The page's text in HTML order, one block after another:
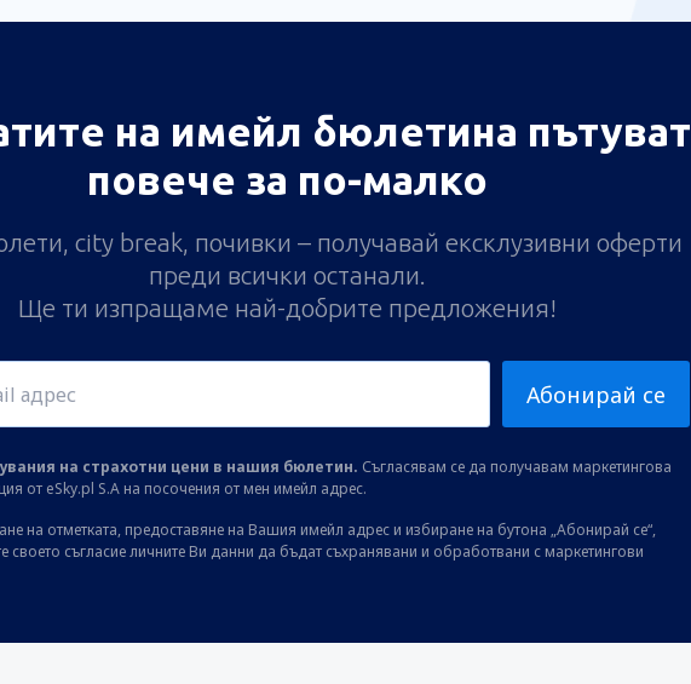
на имейл бюлетина пътуват
повече за по-малко
city break, почивки – получавай ексклузивни оферти
преди всички останали.
Ще ти изпращаме най-добрите предложения!
Абонирай се
на страхотни цени в нашия бюлетин. Съгласявам се да получавам маркетингова
от eSky.pl S.A на посочения от мен имейл адрес.
на отметката, предоставяне на Вашия имейл адрес и избиране на бутона „Абонирай се“,
своето съгласие личните Ви данни да бъдат съхранявани и обработвани с маркетингови